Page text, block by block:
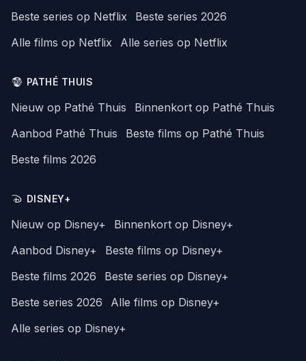
Beste series op Netflix
Beste series 2026
Alle films op Netflix
Alle series op Netflix
PATHÉ THUIS
Nieuw op Pathé Thuis
Binnenkort op Pathé Thuis
Aanbod Pathé Thuis
Beste films op Pathé Thuis
Beste films 2026
DISNEY+
Nieuw op Disney+
Binnenkort op Disney+
Aanbod Disney+
Beste films op Disney+
Beste films 2026
Beste series op Disney+
Beste series 2026
Alle films op Disney+
Alle series op Disney+